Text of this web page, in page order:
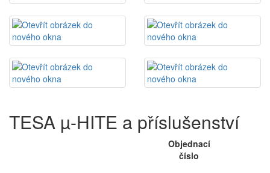
TESA µ-HITE a příslušenství
Objednací
číslo